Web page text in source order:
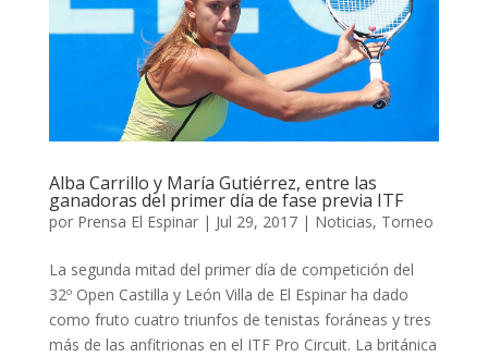
Alba Carrillo y María Gutiérrez, entre las
ganadoras del primer día de fase previa ITF
por Prensa El Espinar| Jul 29, 2017| Noticias, Torneo
La segunda mitad del primer día de competición del
32º Open Castilla y León Villa de El Espinar ha dado
como fruto cuatro triunfos de tenistas foráneas y tres
más de las anfitrionas en el ITF Pro Circuit. La británica